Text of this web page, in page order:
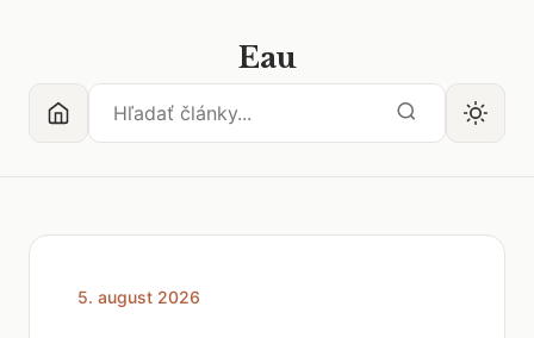
Eau
5. august 2026